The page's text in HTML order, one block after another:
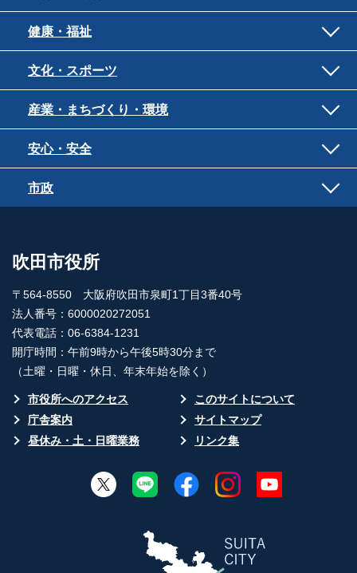
健康・福祉
文化・スポーツ
産業・まちづくり・環境
安心・安全
市政
吹田市役所
〒564-8550 大阪府吹田市泉町1丁目3番40号
法人番号：6000020272051
代表電話：06-6384-1231
開庁時間：午前9時から午後5時30分まで
（土曜・日曜・休日、年末年始を除く）
市役所へのアクセス
このサイトについて
庁舎案内
サイトマップ
昼休み・土・日曜業務
リンク集